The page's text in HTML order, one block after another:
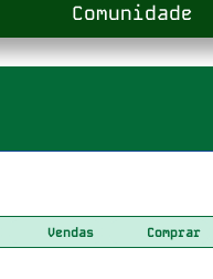
Comunidade
Vendas Comprar